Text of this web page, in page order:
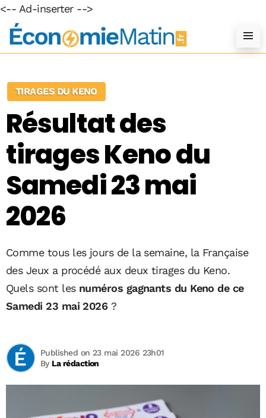
<-- Ad-inserter -->
TIRAGES DU KENO
Résultat des
tirages Keno du
Samedi 23 mai
2026
Comme tous les jours de la semaine, la Française
des Jeux a procédé aux deux tirages du Keno.
Quels sont les numéros gagnants du Keno de ce
Samedi 23 mai 2026 ?
By La rédaction
Published on 23 mai 2026 23h01